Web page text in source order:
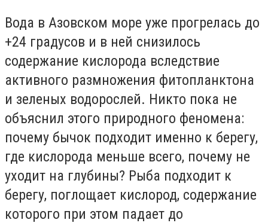
Вода в Азовском море уже прогрелась до
+24 градусов и в ней снизилось
содержание кислорода вследствие
активного размножения фитопланктона
и зеленых водорослей. Никто пока не
объяснил этого природного феномена:
почему бычок подходит именно к берегу,
где кислорода меньше всего, почему не
уходит на глубины? Рыба подходит к
берегу, поглощает кислород, содержание
которого при этом падает до